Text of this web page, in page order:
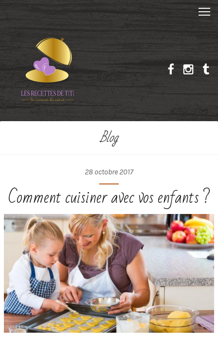
Blog
28 octobre 2017
Comment cuisiner avec vos enfants ?